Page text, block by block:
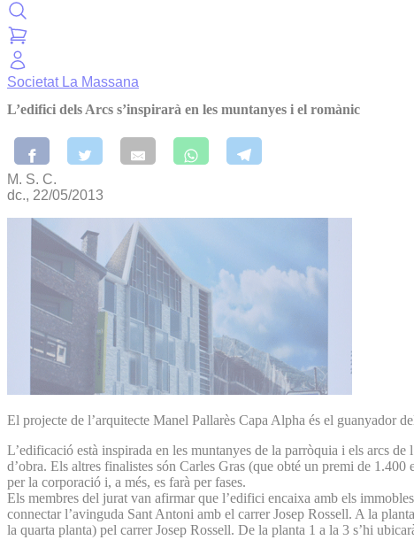
Societat La Massana
L’edifici dels Arcs s’inspirarà en les muntanyes i el romànic
M. S. C.
dc., 22/05/2013
El projecte de l’arquitecte Manel Pallarès Capa Alpha és el guanyador
L’edificació està inspirada en les muntanyes de la parròquia i els arcs
d’obra. Els altres finalistes són Carles Gras (que obté un premi de
per la corporació i, a més, es farà per fases.
Els membres del jurat van afirmar que l’edifici encaixa amb els
connectar l’avinguda Sant Antoni amb el carrer Josep Rossell. A la
la quarta planta) pel carrer Josep Rossell. De la planta 1 a la 3 s’hi